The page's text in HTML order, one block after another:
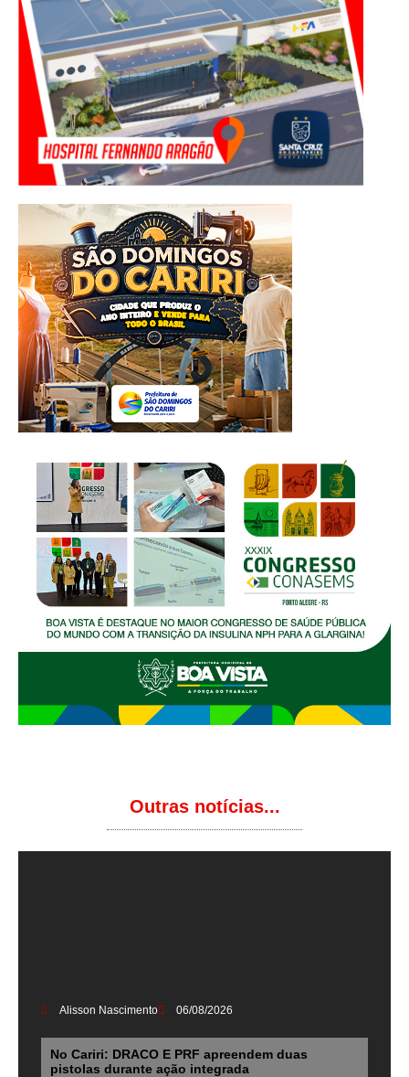
Outras notícias...
Alisson Nascimento 06/08/2026
No Cariri: DRACO E PRF apreendem duas
pistolas durante ação integrada